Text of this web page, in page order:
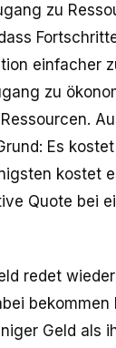
zu
einfacher
zu
Es
kostet
Quote bei
redet
bekommen
Geld als